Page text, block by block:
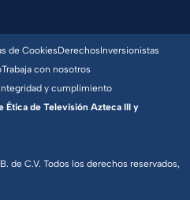
de C.V. Todos los derechos reservados,
de CookiesDerechosInversionistas
Trabaja con nosotros
y cumplimiento
Ética de Televisión Azteca III y